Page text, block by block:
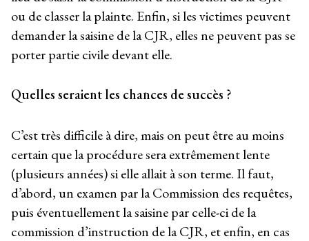
ou de classer la plainte. Enfin, si les victimes peuvent
demander la saisine de la CJR, elles ne peuvent pas se
porter partie civile devant elle.
Quelles seraient les chances de succès ?
C’est très difficile à dire, mais on peut être au moins
certain que la procédure sera extrêmement lente
(plusieurs années) si elle allait à son terme. Il faut,
d’abord, un examen par la Commission des requêtes,
puis éventuellement la saisine par celle-ci de la
commission d’instruction de la CJR, et enfin, en cas